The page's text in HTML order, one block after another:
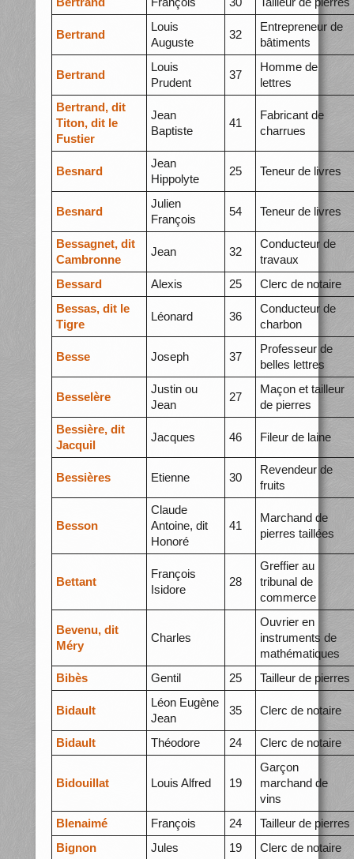
Bertrand
Louis
Auguste
32
Entrepreneur de
bâtiments
Bertrand
Louis
Prudent
37
Homme de
lettres
Bertrand, dit
Titon, dit le
Fustier
Jean
Baptiste
41
Fabricant de
charrues
Besnard
Jean
Hippolyte
25 Teneur de livres
Besnard
Julien
François
54 Teneur de livres
Bessagnet, dit
Cambronne
Jean 32
Conducteur de
travaux
Bessard
Alexis 25
Clerc de notaire
Bessas, dit le
Tigre
Léonard 36
Conducteur de
charbon
Besse Joseph 37
Professeur de
belles lettres
Besselère
Justin ou
Jean
27
Maçon et tailleur
de pierres
Bessière, dit
Jacquil
Jacques 46 Fileur de laine
Bessières Etienne 30
Revendeur de
fruits
Besson
Claude
Antoine, dit
Honoré
41
Marchand de
pierres taillées
Bettant
François
Isidore
28
Greffier au
tribunal de
commerce
Bevenu, dit
Méry
Charles
Ouvrier en
instruments de
mathématiques
Bibès
Gentil 25 Tailleur de pierres
Bidault
Léon Eugène
Jean
35 Clerc de notaire
Bidault Théodore 24 Clerc de notaire
Bidouillat Louis Alfred 19
Garçon
marchand de
vins
BIenaimé
François 24
Tailleur de pierres
Bignon
Jules 19 Clerc de notaire